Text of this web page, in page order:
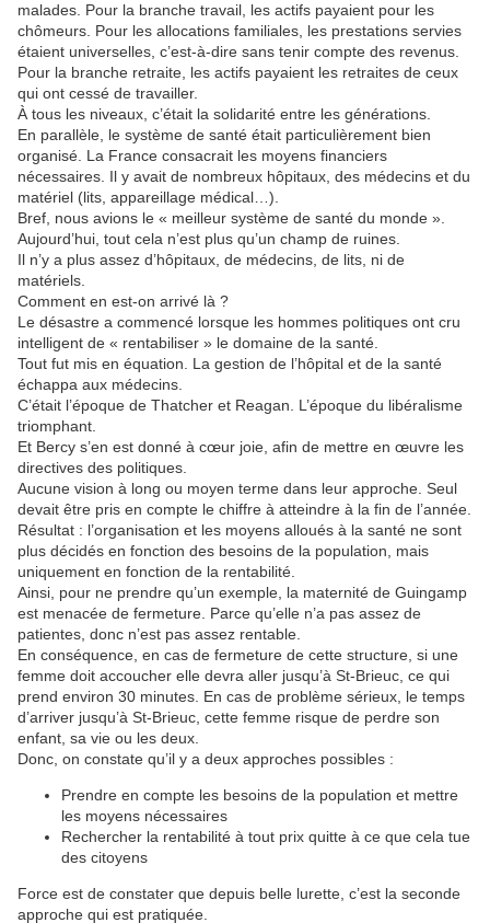
malades. Pour la branche travail, les actifs payaient pour les
chômeurs. Pour les allocations familiales, les prestations servies
étaient universelles, c’est-à-dire sans tenir compte des revenus.
Pour la branche retraite, les actifs payaient les retraites de ceux
qui ont cessé de travailler.
À tous les niveaux, c’était la solidarité entre les générations.
En parallèle, le système de santé était particulièrement bien
organisé. La France consacrait les moyens financiers
nécessaires. Il y avait de nombreux hôpitaux, des médecins et du
matériel (lits, appareillage médical…).
Bref, nous avions le « meilleur système de santé du monde ».
Aujourd’hui, tout cela n’est plus qu’un champ de ruines.
Il n’y a plus assez d’hôpitaux, de médecins, de lits, ni de
matériels.
Comment en est-on arrivé là ?
Le désastre a commencé lorsque les hommes politiques ont cru
intelligent de « rentabiliser » le domaine de la santé.
Tout fut mis en équation. La gestion de l’hôpital et de la santé
échappa aux médecins.
C’était l’époque de Thatcher et Reagan. L’époque du libéralisme
triomphant.
Et Bercy s’en est donné à cœur joie, afin de mettre en œuvre les
directives des politiques.
Aucune vision à long ou moyen terme dans leur approche. Seul
devait être pris en compte le chiffre à atteindre à la fin de l’année.
Résultat : l’organisation et les moyens alloués à la santé ne sont
plus décidés en fonction des besoins de la population, mais
uniquement en fonction de la rentabilité.
Ainsi, pour ne prendre qu’un exemple, la maternité de Guingamp
est menacée de fermeture. Parce qu’elle n’a pas assez de
patientes, donc n’est pas assez rentable.
En conséquence, en cas de fermeture de cette structure, si une
femme doit accoucher elle devra aller jusqu’à St-Brieuc, ce qui
prend environ 30 minutes. En cas de problème sérieux, le temps
d’arriver jusqu’à St-Brieuc, cette femme risque de perdre son
enfant, sa vie ou les deux.
Donc, on constate qu’il y a deux approches possibles :
Prendre en compte les besoins de la population et mettre
les moyens nécessaires
Rechercher la rentabilité à tout prix quitte à ce que cela tue
des citoyens
Force est de constater que depuis belle lurette, c’est la seconde
approche qui est pratiquée.